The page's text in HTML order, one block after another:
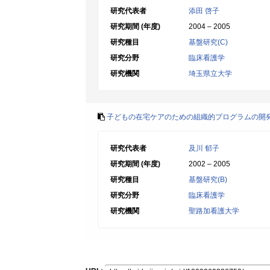
研究代表者
添田 啓子
研究期間 (年度)
2004 – 2005
研究種目
基盤研究(C)
研究分野
臨床看護学
研究機関
埼玉県立大学
子どもの在宅ケアのための組織的プログラムの開
研究代表者
及川 郁子
研究期間 (年度)
2002 – 2005
研究種目
基盤研究(B)
研究分野
臨床看護学
研究機関
聖路加看護大学